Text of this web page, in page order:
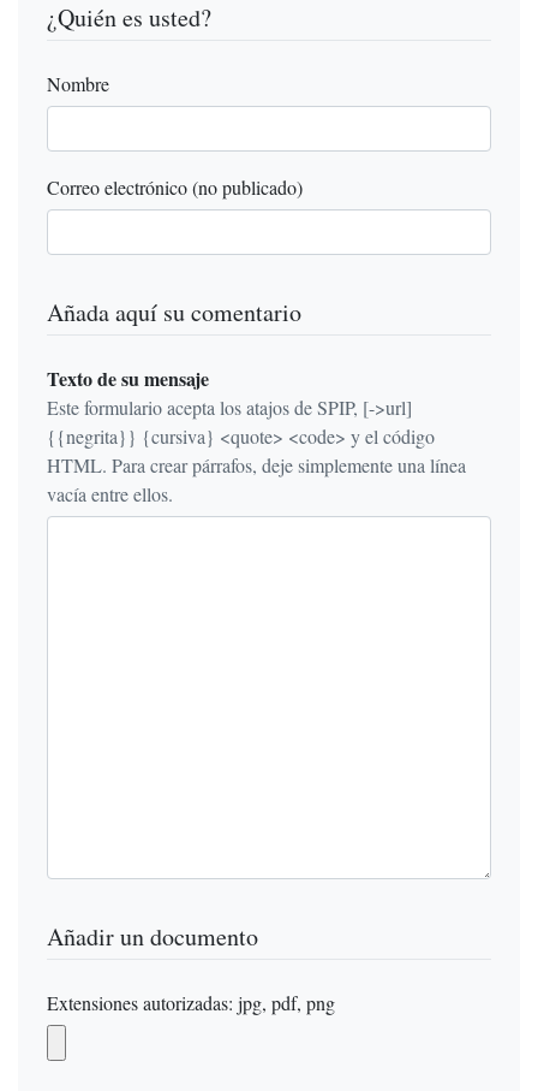
¿Quién es usted?
Nombre
Correo electrónico (no publicado)
Añada aquí su comentario
Texto de su mensaje
Este formulario acepta los atajos de SPIP, [->url]
{{negrita}} {cursiva} <quote> <code> y el código
HTML. Para crear párrafos, deje simplemente una línea
vacía entre ellos.
Añadir un documento
Extensiones autorizadas: jpg, pdf, png